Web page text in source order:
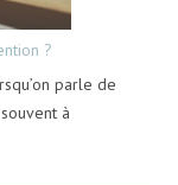
?
parle de
à